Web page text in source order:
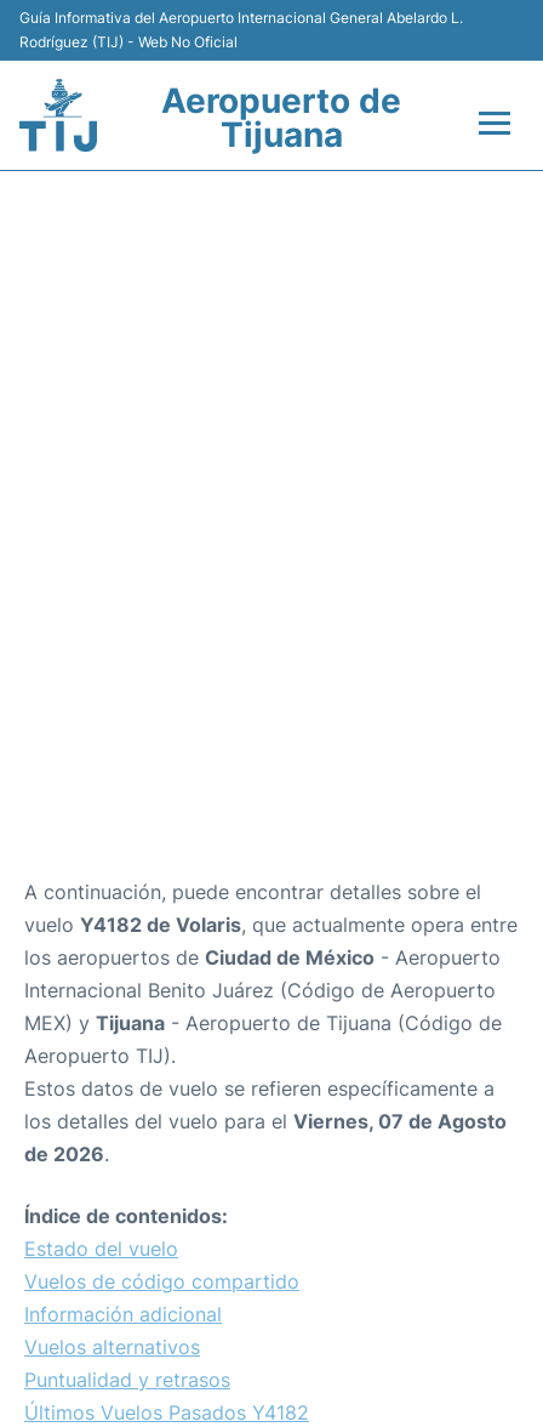
Guía Informativa del Aeropuerto Internacional General Abelardo L.
Rodríguez (TIJ) - Web No Oficial
Aeropuerto de
Tijuana
A continuación, puede encontrar detalles sobre el
vuelo Y4182 de Volaris, que actualmente opera entre
los aeropuertos de Ciudad de México - Aeropuerto
Internacional Benito Juárez (Código de Aeropuerto
MEX) y Tijuana - Aeropuerto de Tijuana (Código de
Aeropuerto TIJ).
Estos datos de vuelo se refieren específicamente a
los detalles del vuelo para el Viernes, 07 de Agosto
de 2026.
Índice de contenidos:
Estado del vuelo
Vuelos de código compartido
Información adicional
Vuelos alternativos
Puntualidad y retrasos
Últimos Vuelos Pasados Y4182